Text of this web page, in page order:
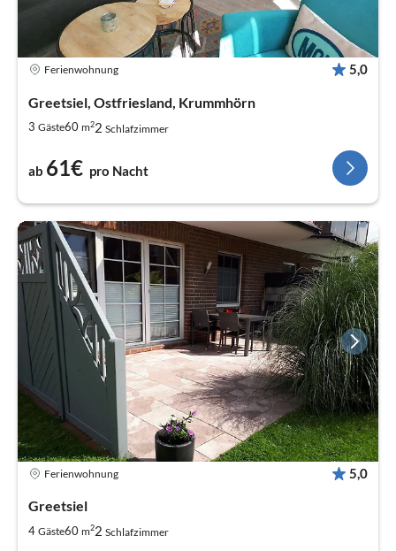
Ferienwohnung 5,0
Greetsiel, Ostfriesland, Krummhörn
3 Gäste60 m22 Schlafzimmer
ab 61€ pro Nacht
Ferienwohnung 5,0
Greetsiel
4 Gäste60 m22 Schlafzimmer